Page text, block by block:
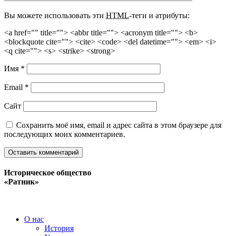
Вы можете использовать эти HTML-теги и атрибуты:
<a href="" title=""> <abbr title=""> <acronym title=""> <b>
<blockquote cite=""> <cite> <code> <del datetime=""> <em> <i>
<q cite=""> <s> <strike> <strong>
Имя *
Email *
Сайт
Сохранить моё имя, email и адрес сайта в этом браузере для
последующих моих комментариев.
Историческое общество
«Ратник»
О нас
История